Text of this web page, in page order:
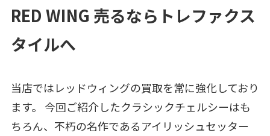
RED WING 売るならトレファクス
タイルへ
当店ではレッドウィングの買取を常に強化しており
ます。 今回ご紹介したクラシックチェルシーはも
ちろん、不朽の名作であるアイリッシュセッター